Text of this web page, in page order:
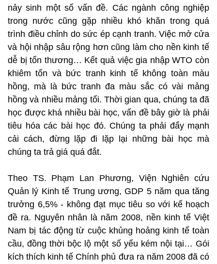
nảy sinh một số vấn đề. Các ngành công nghiệp
trong nước cũng gặp nhiều khó khăn trong quá
trình điều chỉnh do sức ép cạnh tranh. Việc mở cửa
và hội nhập sâu rộng hơn cũng làm cho nền kinh tế
dễ bị tổn thương… Kết quả việc gia nhập WTO còn
khiêm tốn và bức tranh kinh tế không toàn màu
hồng, mà là bức tranh đa màu sắc có vài mảng
hồng và nhiều mảng tối. Thời gian qua, chúng ta đã
học được khá nhiều bài học, vấn đề bây giờ là phải
tiêu hóa các bài học đó. Chúng ta phải đẩy mạnh
cải cách, đừng lặp đi lặp lại những bài học mà
chúng ta trả giá quá đắt.
Theo TS. Phạm Lan Phương, Viện Nghiên cứu
Quản lý Kinh tế Trung ương, GDP 5 năm qua tăng
trưởng 6,5% - không đạt mục tiêu so với kế hoạch
đề ra. Nguyên nhân là năm 2008, nền kinh tế Việt
Nam bị tác động từ cuộc khủng hoảng kinh tế toàn
cầu, đồng thời bộc lộ một số yếu kém nội tại… Gói
kích thích kinh tế Chính phủ đưa ra năm 2008 đã có